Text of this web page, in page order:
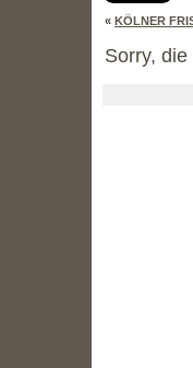
« KÖLNER
Sorry,